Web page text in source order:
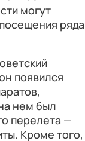
могут
ряда
появился
нем был
перелета —
Кроме того,